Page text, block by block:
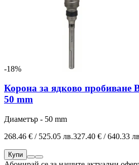
-18%
Корона за ядково пробиване
50 mm
Диаметър - 50 mm
268.46 € / 525.05 лв.327.40 € / 640.33
Купи